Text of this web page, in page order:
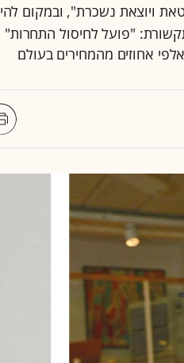
ויוצאת נשכרת", ובמקום
"פועל לחיסול
אחוזים מהמחירים בעולם